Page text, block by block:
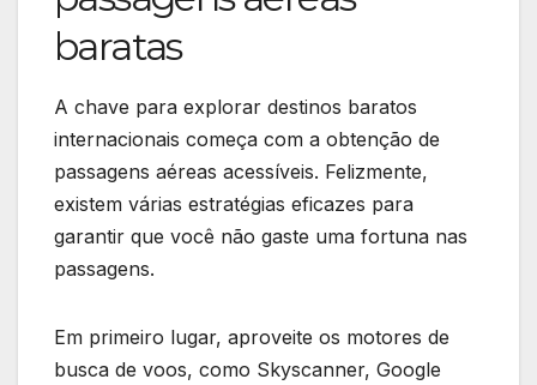
baratas
A chave para explorar destinos baratos
internacionais começa com a obtenção de
passagens aéreas acessíveis. Felizmente,
existem várias estratégias eficazes para
garantir que você não gaste uma fortuna nas
passagens.
Em primeiro lugar, aproveite os motores de
busca de voos, como Skyscanner, Google